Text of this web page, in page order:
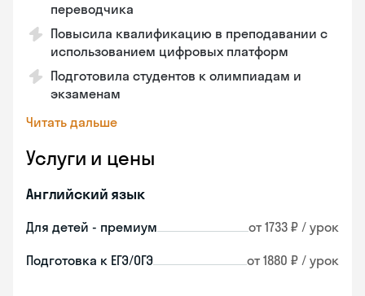
переводчика
Повысила квалификацию в преподавании с
использованием цифровых платформ
Подготовила студентов к олимпиадам и
экзаменам
Читать дальше
Услуги и цены
Английский язык
Для детей - премиум от 1733 ₽ / урок
Подготовка к ЕГЭ/ОГЭ от 1880 ₽ / урок